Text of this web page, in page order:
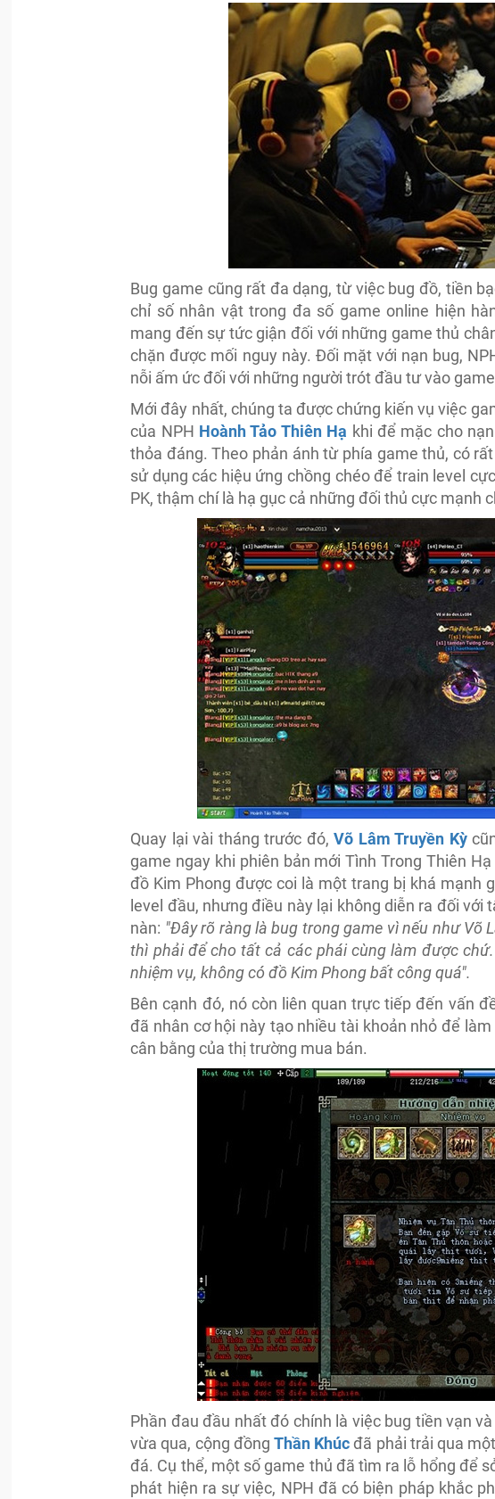
Bug game cũng rất đa dạng, từ việc bug đồ, tiền
chỉ số nhân vật trong đa số game online hiện
mang đến sự tức giận đối với những game thủ
chặn được mối nguy này. Đối mặt với nạn bug,
nỗi ấm ức đối với những người trót đầu tư vào
Mới đây nhất, chúng ta được chứng kiến vụ việc
của NPH Hoành Tảo Thiên Hạ khi để mặc cho
thỏa đáng. Theo phản ánh từ phía game thủ, có
sử dụng các hiệu ứng chồng chéo để train level
PK, thậm chí là hạ gục cả những đối thủ cực mạnh
Quay lại vài tháng trước đó,Võ Lâm Truyền Kỳ
game ngay khi phiên bản mới Tình Trong Thiên
đồ Kim Phong được coi là một trang bị khá mạnh
level đầu, nhưng điều này lại không diễn ra đối
nàn: "Đây rõ ràng là bug trong game vì nếu như Võ
thì phải để cho tất cả các phái cùng làm được
nhiệm vụ, không có đồ Kim Phong bất công quá".
Bên cạnh đó, nó còn liên quan trực tiếp đến vấn
đã nhân cơ hội này tạo nhiều tài khoản nhỏ để
cân bằng của thị trường mua bán.
Phần đau đầu nhất đó chính là việc bug tiền vạn
vừa qua, cộng đồngThần Khúc đã phải trải qua
đá. Cụ thể, một số game thủ đã tìm ra lỗ hổng để
phát hiện ra sự việc, NPH đã có biện pháp khắc